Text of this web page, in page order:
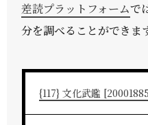
差読プラットフォームで
分を調べることができます
{117} 文化武鑑